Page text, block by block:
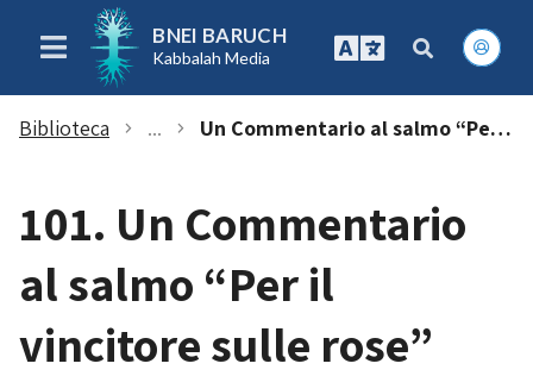
BNEI BARUCH
Kabbalah Media
Biblioteca chevron_right ... chevron_right Un Commentario al salmo “Per il vincitore sulle rose”
101. Un Commentario
al salmo “Per il
vincitore sulle rose”